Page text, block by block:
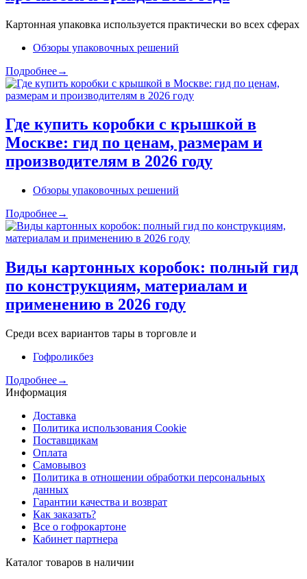
Картонная упаковка используется практически во всех сферах
Обзоры упаковочных решений
Подробнее→
Где купить коробки с крышкой в
Москве: гид по ценам, размерам и
производителям в 2026 году
Обзоры упаковочных решений
Подробнее→
Виды картонных коробок: полный гид
по конструкциям, материалам и
применению в 2026 году
Среди всех вариантов тары в торговле и
Гофроликбез
Подробнее→
Информация
Доставка
Политика использования Cookie
Поставщикам
Оплата
Самовывоз
Политика в отношении обработки персональных
данных
Гарантии качества и возврат
Как заказать?
Все о гофрокартоне
Кабинет партнера
Каталог товаров в наличии